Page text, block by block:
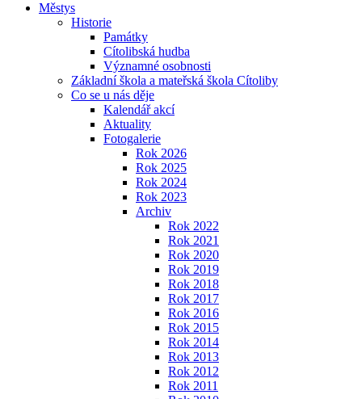
Městys
Historie
Památky
Cítolibská hudba
Významné osobnosti
Základní škola a mateřská škola Cítoliby
Co se u nás děje
Kalendář akcí
Aktuality
Fotogalerie
Rok 2026
Rok 2025
Rok 2024
Rok 2023
Archiv
Rok 2022
Rok 2021
Rok 2020
Rok 2019
Rok 2018
Rok 2017
Rok 2016
Rok 2015
Rok 2014
Rok 2013
Rok 2012
Rok 2011